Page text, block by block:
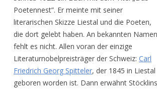
Poetennest”. Er meinte mit seiner
literarischen Skizze Liestal und die Poeten,
die dort gelebt haben. An bekannten Namen
fehlt es nicht. Allen voran der einzige
Literaturnobelpreisträger der Schweiz:Carl
Friedrich Georg Spitteler, der 1845 in Liestal
geboren worden ist. Dann erwähnt Stöcklins